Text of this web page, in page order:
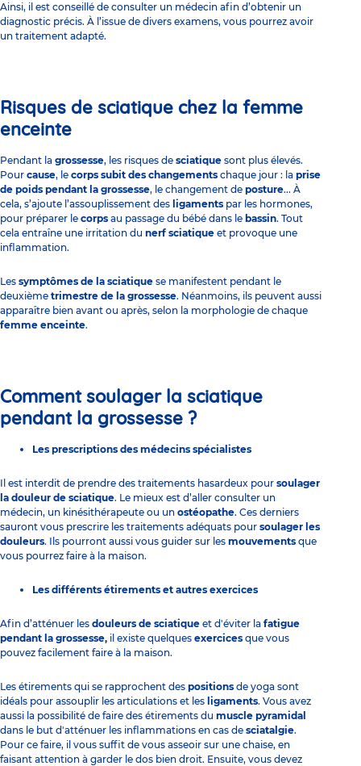
Ainsi, il est conseillé de consulter un médecin afin d’obtenir un
diagnostic précis. À l’issue de divers examens, vous pourrez avoir
un traitement adapté.
Risques de sciatique chez la femme
enceinte
Pendant la grossesse, les risques de sciatique sont plus élevés.
Pour cause, le corps subit des changements chaque jour : la prise
de poids pendant la grossesse, le changement de posture... À
cela, s’ajoute l’assouplissement des ligaments par les hormones,
pour préparer le corps au passage du bébé dans le bassin. Tout
cela entraîne une irritation du nerf sciatique et provoque une
inflammation.
Les symptômes de la sciatique se manifestent pendant le
deuxième trimestre de la grossesse. Néanmoins, ils peuvent aussi
apparaître bien avant ou après, selon la morphologie de chaque
femme enceinte.
Comment soulager la sciatique
pendant la grossesse ?
Les prescriptions des médecins spécialistes
Il est interdit de prendre des traitements hasardeux pour soulager
la douleur de sciatique. Le mieux est d’aller consulter un
médecin, un kinésithérapeute ou un ostéopathe. Ces derniers
sauront vous prescrire les traitements adéquats pour soulager les
douleurs. Ils pourront aussi vous guider sur les mouvements que
vous pourrez faire à la maison.
Les différents étirements et autres exercices
Afin d’atténuer les douleurs de sciatique et d'éviter la fatigue
pendant la grossesse, il existe quelques exercices que vous
pouvez facilement faire à la maison.
Les étirements qui se rapprochent des positions de yoga sont
idéals pour assouplir les articulations et les ligaments. Vous avez
aussi la possibilité de faire des étirements du muscle pyramidal
dans le but d'atténuer les inflammations en cas de sciatalgie.
Pour ce faire, il vous suffit de vous asseoir sur une chaise, en
faisant attention à garder le dos bien droit. Ensuite, vous devez